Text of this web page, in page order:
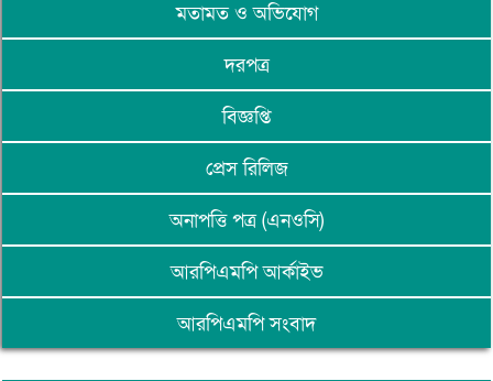
মতামত ও অভিযোগ
দরপত্র
বিজ্ঞপ্তি
প্রেস রিলিজ
অনাপত্তি পত্র (এনওসি)
আরপিএমপি আর্কাইভ
আরপিএমপি সংবাদ